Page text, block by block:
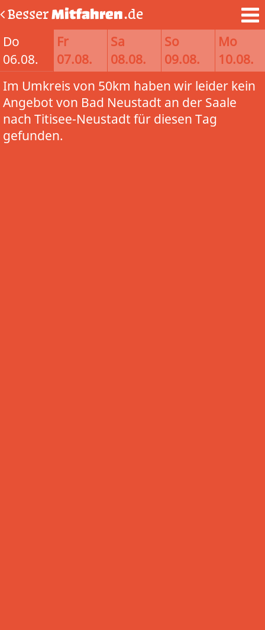
BesserMitfahren.de
Do
06.08.
Fr
07.08.
Sa
08.08.
So
09.08.
Mo
10.08.
Im Umkreis von 50km haben wir leider kein
Angebot von Bad Neustadt an der Saale
nach Titisee-Neustadt für diesen Tag
gefunden.